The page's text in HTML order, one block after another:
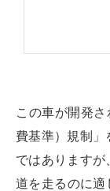
この車が開発
費基準）規制」
ではありますが
道を走るのに適